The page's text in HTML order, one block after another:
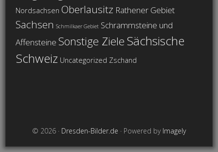
Nordsachsen Oberlausitz Rathener Gebiet
Sachsen Schmilkaer Gebiet Schrammsteine und
Affensteine Sonstige ZieleSächsische
Schweiz Uncategorized Zschand
© 2026 · Dresden-Bilder.de · Powered by Imagely